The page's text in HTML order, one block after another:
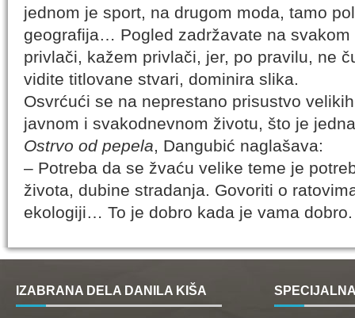
jednom je sport, na drugom moda, tamo
geografija… Pogled zadržavate na
privlači, kažem privlači, jer, po pravilu, ne
vidite titlovane stvari, dominira slika.
Osvrćući se na neprestano prisustvo
javnom i svakodnevnom životu, što je
Ostrvo od pepela, Dangubić naglašava:
– Potreba da se žvaću velike teme je
života, dubine stradanja. Govoriti o
ekologiji… To je dobro kada je vama dobro.
IZABRANA DELA DANILA KIŠA